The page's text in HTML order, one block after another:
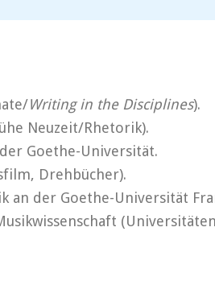
Writing in the Disciplines).
Neuzeit/Rhetorik).
Goethe-Universität.
Drehbücher).
an der Goethe-Universität